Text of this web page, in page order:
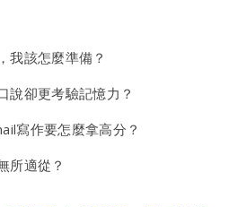
我該怎麼準備？
說卻更考驗記憶力？
寫作要怎麼拿高分？
所適從？